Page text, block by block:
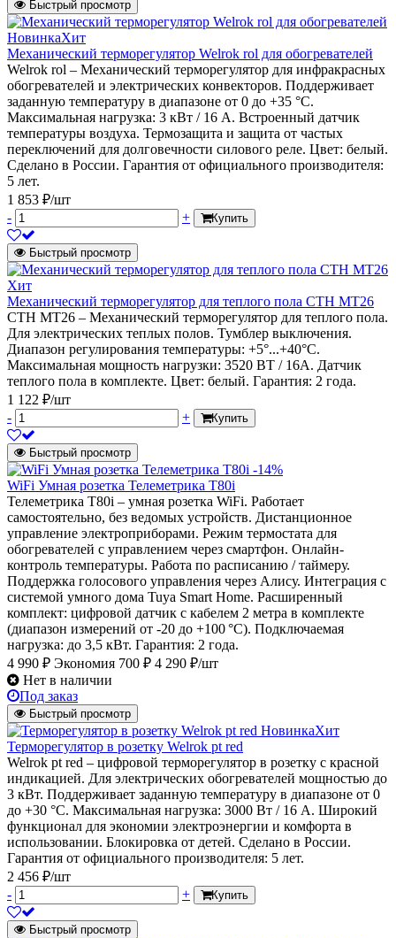
Быстрый просмотр
НовинкаХит
Механический терморегулятор Welrok rol для обогревателей
Welrok rol – Механический терморегулятор для инфракрасных
обогревателей и электрических конвекторов. Поддерживает
заданную температуру в диапазоне от 0 до +35 °С.
Максимальная нагрузка: 3 кВт / 16 А. Встроенный датчик
температуры воздуха. Термозащита и защита от частых
переключений для долговечности силового реле. Цвет: белый.
Сделано в России. Гарантия от официального производителя:
5 лет.
1 853 ₽/шт
-
+ Купить
Быстрый просмотр
Хит
Механический терморегулятор для теплого пола СТН МТ26
СТН MT26 – Механический терморегулятор для теплого пола.
Для электрических теплых полов. Тумблер выключения.
Диапазон регулирования температуры: +5°...+40°С.
Максимальная мощность нагрузки: 3520 ВТ / 16А. Датчик
теплого пола в комплекте. Цвет: белый. Гарантия: 2 года.
1 122 ₽/шт
-
+ Купить
Быстрый просмотр
-14%
WiFi Умная розетка Телеметрика T80i
Телеметрика T80i – умная розетка WiFi. Работает
самостоятельно, без ведомых устройств. Дистанционное
управление электроприборами. Режим термостата для
обогревателей с управлением через смартфон. Онлайн-
контроль температуры. Работа по расписанию / таймеру.
Поддержка голосового управления через Алису. Интеграция с
системой умного дома Tuya Smart Home. Расширенный
комплект: цифровой датчик с кабелем 2 метра в комплекте
(диапазон измерений от -20 до +100 °C). Подключаемая
нагрузка: до 3,5 кВт. Гарантия: 2 года.
4 990 ₽ Экономия 700 ₽ 4 290 ₽/шт
Нет в наличии
Под заказ
Быстрый просмотр
НовинкаХит
Терморегулятор в розетку Welrok pt red
Welrok pt red – цифровой терморегулятор в розетку с красной
индикацией. Для электрических обогревателей мощностью до
3 кВт. Поддерживает заданную температуру в диапазоне от 0
до +30 °С. Максимальная нагрузка: 3000 Вт / 16 А. Широкий
функционал для экономии электроэнергии и комфорта в
использовании. Блокировка от детей. Сделано в России.
Гарантия от официального производителя: 5 лет.
2 456 ₽/шт
-
+ Купить
Быстрый просмотр